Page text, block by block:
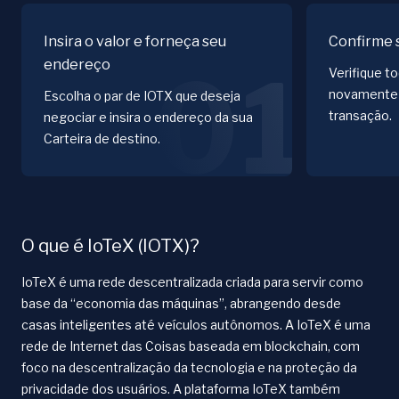
Insira o valor e forneça seu
endereço
Escolha o par de IOTX que deseja
negociar e insira o endereço da sua
Carteira de destino.01
Confirme
Verifique
transação.
O que é IoTeX (IOTX)?
IoTeX é uma rede descentralizada criada para servir como
base da “economia das máquinas”, abrangendo desde
casas inteligentes até veículos autônomos. A IoTeX é uma
rede de Internet das Coisas baseada em blockchain, com
foco na descentralização da tecnologia e na proteção da
privacidade dos usuários. A plataforma IoTeX também